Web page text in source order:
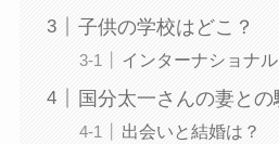
子供の学校はどこ？
インターナショナ
国分太一さんの妻との
出会いと結婚は？